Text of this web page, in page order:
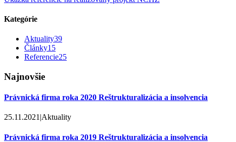
Kategórie
Aktuality39
Články15
Referencie25
Najnovšie
Právnická firma roka 2020 Reštrukturalizácia a insolvencia
25.11.2021 Aktuality
Právnická firma roka 2019 Reštrukturalizácia a insolvencia